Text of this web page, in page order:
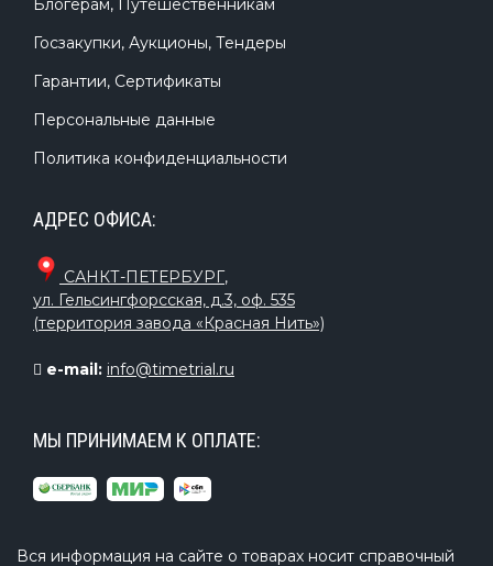
Блогерам, Путешественникам
Госзакупки, Аукционы, Тендеры
Гарантии, Сертификаты
Персональные данные
Политика конфиденциальности
АДРЕС ОФИСА:
САНКТ-ПЕТЕРБУРГ,
ул. Гельсингфорсская, д.3, оф. 535
(территория завода «Красная Нить»)
e-mail: info@timetrial.ru
МЫ ПРИНИМАЕМ К ОПЛАТЕ:
Вся информация на сайте о товарах носит справочный